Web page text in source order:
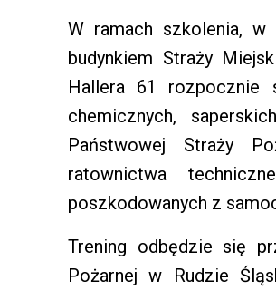
W ramach szkolenia,
budynkiem Straży
Hallera 61 rozpocznie
chemicznych,
Państwowej Straży
ratownictwa
poszkodowanych z
Trening odbędzie się
Pożarnej w Rudzie